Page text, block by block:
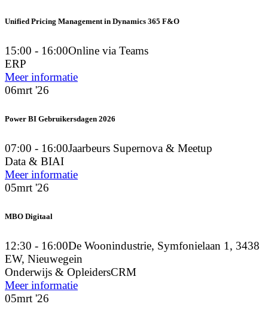
Unified Pricing Management in Dynamics 365 F&O
15:00 - 16:00Online via Teams
ERP
Meer informatie
06mrt '26
Power BI Gebruikersdagen 2026
07:00 - 16:00Jaarbeurs Supernova & Meetup
Data & BIAI
Meer informatie
05mrt '26
MBO Digitaal
12:30 - 16:00De Woonindustrie, Symfonielaan 1, 3438
EW, Nieuwegein
Onderwijs & OpleidersCRM
Meer informatie
05mrt '26